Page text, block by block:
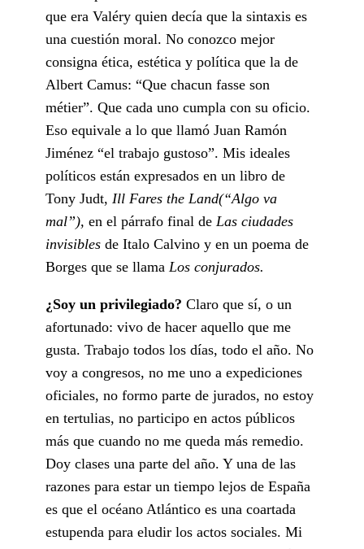
que era Valéry quien decía que la sintaxis es
una cuestión moral. No conozco mejor
consigna ética, estética y política que la de
Albert Camus: “Que chacun fasse son
métier”. Que cada uno cumpla con su oficio.
Eso equivale a lo que llamó Juan Ramón
Jiménez “el trabajo gustoso”. Mis ideales
políticos están expresados en un libro de
Tony Judt, Ill Fares the Land(“Algo va
mal”), en el párrafo final de Las ciudades
invisibles de Italo Calvino y en un poema de
Borges que se llama Los conjurados.
¿Soy un privilegiado? Claro que sí, o un
afortunado: vivo de hacer aquello que me
gusta. Trabajo todos los días, todo el año. No
voy a congresos, no me uno a expediciones
oficiales, no formo parte de jurados, no estoy
en tertulias, no participo en actos públicos
más que cuando no me queda más remedio.
Doy clases una parte del año. Y una de las
razones para estar un tiempo lejos de España
es que el océano Atlántico es una coartada
estupenda para eludir los actos sociales. Mi